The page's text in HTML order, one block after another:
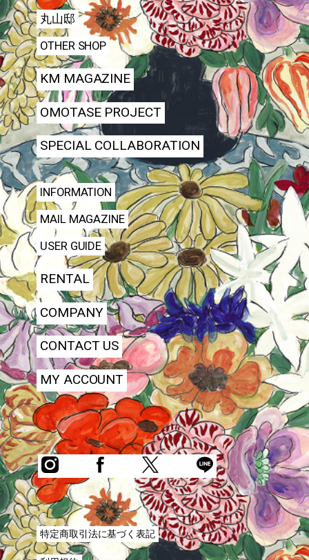
丸山邸
OTHER SHOP
KM MAGAZINE
OMOTASE PROJECT
SPECIAL COLLABORATION
INFORMATION
MAIL MAGAZINE
USER GUIDE
RENTAL
COMPANY
CONTACT US
MY ACCOUNT
特定商取引法に基づく表記